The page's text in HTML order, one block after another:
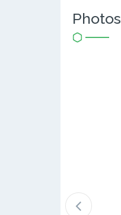
Photos